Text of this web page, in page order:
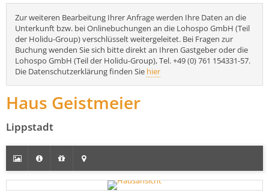
Zur weiteren Bearbeitung Ihrer Anfrage werden Ihre Daten an die
Unterkunft bzw. bei Onlinebuchungen an die Lohospo GmbH (Teil
der Holidu-Group) verschlüsselt weitergeleitet. Bei Fragen zur
Buchung wenden Sie sich bitte direkt an Ihren Gastgeber oder die
Lohospo GmbH (Teil der Holidu-Group), Tel. +49 (0) 761 154331-57.
Die Datenschutzerklärung finden Sie hier
Haus Geistmeier
Lippstadt